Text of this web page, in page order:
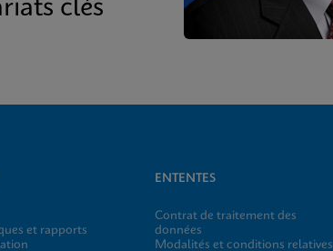
clés
et rapports
ENTENTES
Contrat de traitement des
données
Modalités et conditions relatives